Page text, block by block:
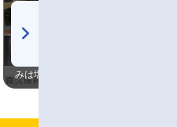
みは塩だけ